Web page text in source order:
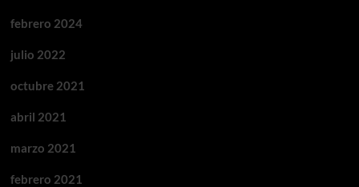
febrero 2024
julio 2022
octubre 2021
abril 2021
marzo 2021
febrero 2021